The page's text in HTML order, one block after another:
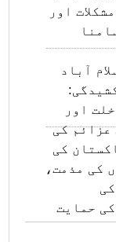
اور
آباد
اور
عزائم کی
کی
کی مذمت،
حمایت